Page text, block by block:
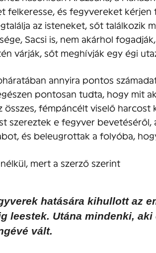
felkeresse, és fegyvereket kérjen
az isteneket, sőt találkozik
Sacsi is, nem akárhol
várják, sőt meghívják egy égi
annyira pontos
pontosan tudta, hogy mit
összes, fémpáncélt viselő
szereztek e fegyver bevetéséről,
és beleugrottak a folyóba,
mert a szerző szerint
hatására kihullott az
leestek. Utána mindenki,
vált.